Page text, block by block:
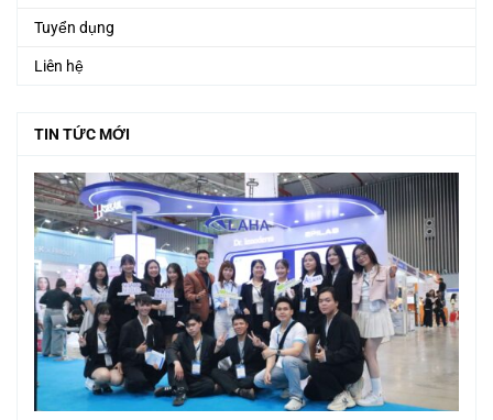
Tuyển dụng
Liên hệ
TIN TỨC MỚI